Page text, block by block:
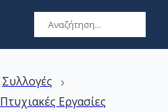
Συλλογές ›
Πτυχιακές Εργασίες